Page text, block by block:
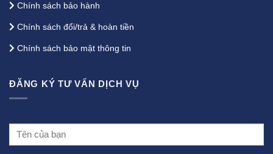
Chính sách bảo hành
Chính sách đổi/trả & hoàn tiền
Chính sách bảo mật thông tin
ĐĂNG KÝ TƯ VẤN DỊCH VỤ